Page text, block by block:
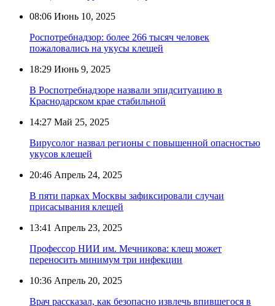
08:06 Июнь 10, 2025
Роспотребнадзор: более 266 тысяч человек
пожаловались на укусы клещей
18:29 Июнь 9, 2025
В Роспотребнадзоре назвали эпидситуацию в
Краснодарском крае стабильной
14:27 Май 25, 2025
Вирусолог назвал регионы с повышенной опасностью
укусов клещей
20:46 Апрель 24, 2025
В пяти парках Москвы зафиксировали случаи
присасывания клещей
13:41 Апрель 23, 2025
Профессор НИИ им. Мечникова: клещ может
переносить минимум три инфекции
10:36 Апрель 20, 2025
Врач рассказал, как безопасно извлечь впившегося в